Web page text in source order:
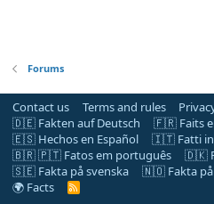
Forums
Contact us Terms and rules
🇩🇪 Fakten auf Deutsch
🇫🇷 Faits
🇪🇸 Hechos en Español
🇮🇹 Fatti in
🇧🇷 🇵🇹 Fatos em português
🇩🇰
🇸🇪 Fakta på svenska
🇳🇴 Fakta på
🌍 Facts
R